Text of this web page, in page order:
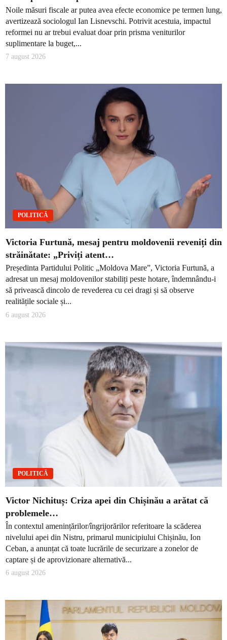
Noile măsuri fiscale ar putea avea efecte economice pe termen lung,
avertizează sociologul Ian Lisnevschi. Potrivit acestuia, impactul
reformei nu ar trebui evaluat doar prin prisma veniturilor
suplimentare la buget,...
7 august 2026
POLITICĂ
Victoria Furtună, mesaj pentru moldovenii reveniți din
străinătate: „Priviți atent…
Președinta Partidului Politic „Moldova Mare”, Victoria Furtună, a
adresat un mesaj moldovenilor stabiliți peste hotare, îndemnându-i
să privească dincolo de revederea cu cei dragi și să observe
realitățile sociale și...
6 august 2026
POLITICĂ
Victor Nichituș: Criza apei din Chișinău a arătat că
problemele…
În contextul amenințărilor/îngrijorărilor referitoare la scăderea
nivelului apei din Nistru, primarul municipiului Chișinău, Ion
Ceban, a anunțat că toate lucrările de securizare a zonelor de
captare și de aprovizionare alternativă...
6 august 2026